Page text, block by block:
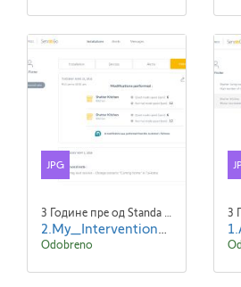
JPG
3 Године пре од Standa Blaha
2.My_Interventions_Read--ENG.jpg
Odobreno